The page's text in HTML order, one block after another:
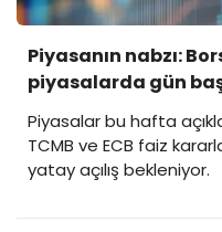
Piyasanın nabzı:
piyasalarda gün
Piyasalar bu hafta
TCMB ve ECB faiz
yatay açılış bekleniyor.